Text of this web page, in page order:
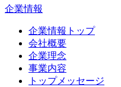
企業情報
企業情報トップ
会社概要
企業理念
事業内容
トップメッセージ